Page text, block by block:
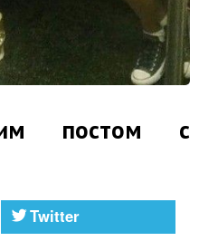
постом с
Twitter